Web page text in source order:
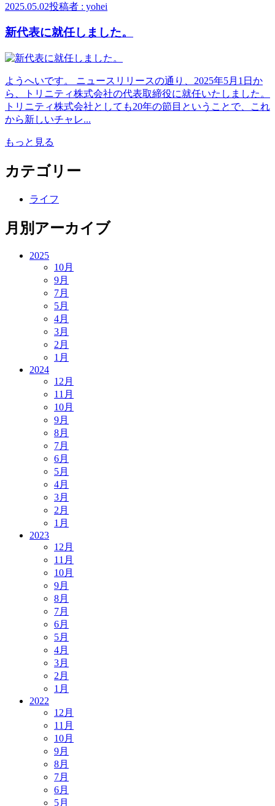
2025.05.02投稿者 : yohei
新代表に就任しました。
ようへいです。 ニュースリリースの通り、2025年5月1日か
ら、トリニティ株式会社の代表取締役に就任いたしました。
トリニティ株式会社としても20年の節目ということで、これ
から新しいチャレ...
もっと見る
カテゴリー
ライフ
月別アーカイブ
2025
10月
9月
7月
5月
4月
3月
2月
1月
2024
12月
11月
10月
9月
8月
7月
6月
5月
4月
3月
2月
1月
2023
12月
11月
10月
9月
8月
7月
6月
5月
4月
3月
2月
1月
2022
12月
11月
10月
9月
8月
7月
6月
5月